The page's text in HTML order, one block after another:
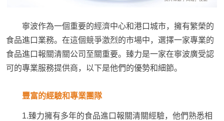
寧波作為一個重要的經濟中心和港口城市，擁有繁榮的
食品進口業務。在這個競爭激烈的市場中，選擇一家專業的
食品進口報關清關公司至關重要。臻力是一家在寧波廣受認
可的專業服務提供商，以下是他們的優勢和細節。
豐富的經驗和專業團隊
1.臻力擁有多年的食品進口報關清關經驗，他們熟悉相